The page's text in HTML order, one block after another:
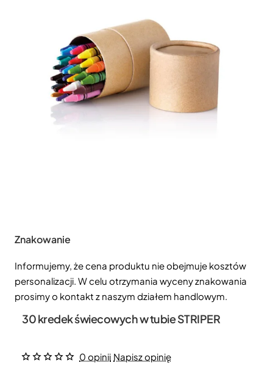
Znakowanie
Informujemy, że cena produktu nie obejmuje kosztów
personalizacji. W celu otrzymania wyceny znakowania
prosimy o kontakt z naszym działem handlowym.
30 kredek świecowych w tubie STRIPER
0 opinii Napisz opinię